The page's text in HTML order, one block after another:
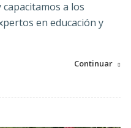
a los
en educación y
Continuar